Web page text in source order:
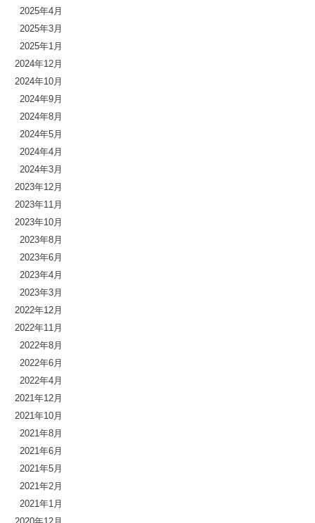
2025年4月
2025年3月
2025年1月
2024年12月
2024年10月
2024年9月
2024年8月
2024年5月
2024年4月
2024年3月
2023年12月
2023年11月
2023年10月
2023年8月
2023年6月
2023年4月
2023年3月
2022年12月
2022年11月
2022年8月
2022年6月
2022年4月
2021年12月
2021年10月
2021年8月
2021年6月
2021年5月
2021年2月
2021年1月